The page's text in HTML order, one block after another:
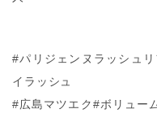
#パリジェンヌラッシュ
イラッシュ
#広島マツエク#ボリュー